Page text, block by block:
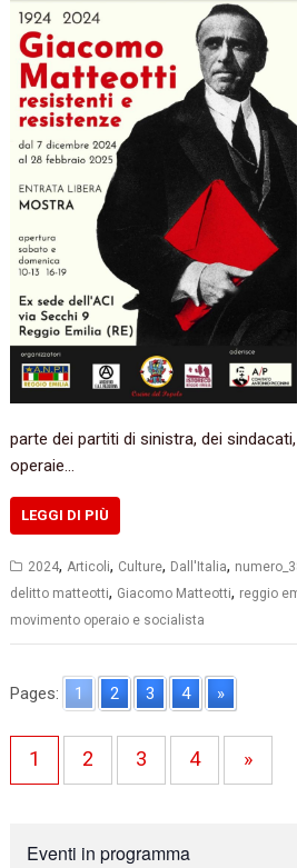
parte dei partiti di sinistra, dei
operaie…
LEGGI DI PIÙ
2024, Articoli, Culture, Dall'Italia,
delitto matteotti, Giacomo Matteotti, reggio
movimento operaio e socialista
Pages: 1 2 3 4 »
1 2 3 4 »
Eventi in programma